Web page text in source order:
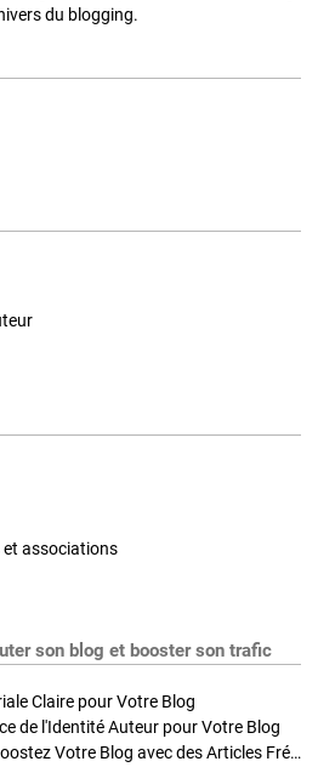
du blogging.
et associations
son blog et booster son trafic
Claire pour Votre Blog
de l'Identité Auteur pour Votre Blog
Stratégies de Publication : Boostez Votre Blog avec des Articles Fréquents et Exclusifs